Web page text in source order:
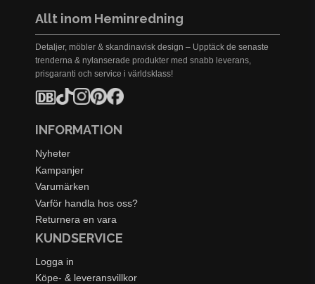
Allt inom Heminredning
Detaljer, möbler & skandinavisk design – Upptäck de senaste
trenderna & nylanserade produkter med snabb leverans,
prisgaranti och service i världsklass!
INFORMATION
Nyheter
Kampanjer
Varumärken
Varför handla hos oss?
Returnera en vara
KUNDSERVICE
Logga in
Köpe- & leveransvillkor